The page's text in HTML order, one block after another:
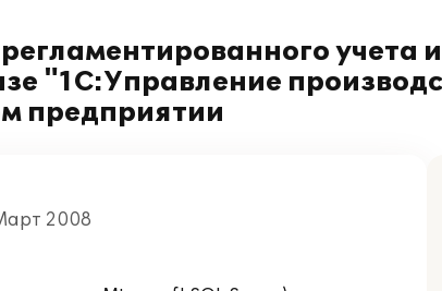
учета
"1С:Управление
предприятии
2008